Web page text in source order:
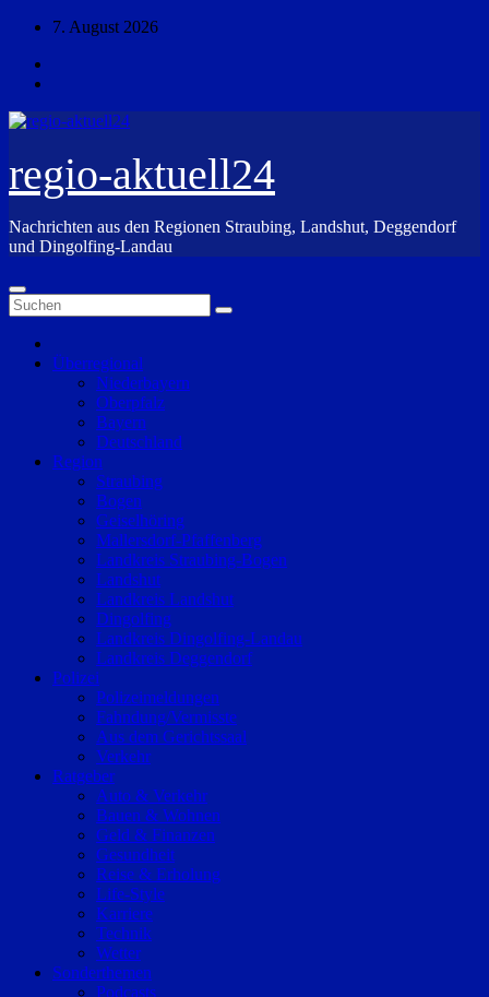
Zum
springen
7. August 2026
regio-aktuell24
Nachrichten aus den Regionen Straubing, Landshut, Deggendorf
und Dingolfing-Landau
Überregional
Niederbayern
Oberpfalz
Bayern
Deutschland
Region
Straubing
Bogen
Geiselhöring
Mallersdorf-Pfaffenberg
Landkreis Straubing-Bogen
Landshut
Landkreis Landshut
Dingolfing
Landkreis Dingolfing-Landau
Landkreis Deggendorf
Polizei
Polizeimeldungen
Fahndung/Vermisste
Aus dem Gerichtssaal
Verkehr
Ratgeber
Auto & Verkehr
Bauen & Wohnen
Geld & Finanzen
Gesundheit
Reise & Erholung
Life-Style
Karriere
Technik
Wetter
Sonderthemen
Podcasts